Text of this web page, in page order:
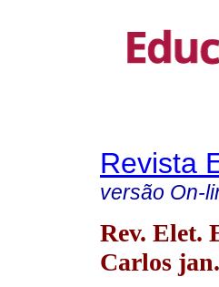
Revista
versão On-
Rev. Elet.
Carlos